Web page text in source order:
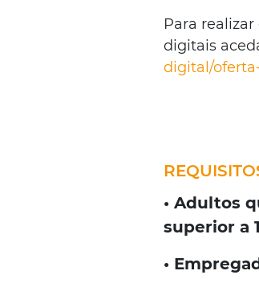
Para
digitais
digital/
• Adultos
superior a
•